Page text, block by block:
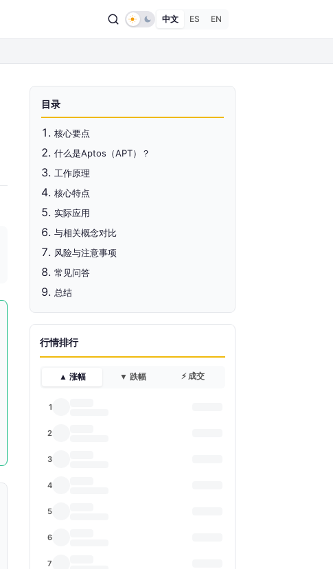
中文 ES EN
目录
核心要点
什么是Aptos（APT）？
工作原理
核心特点
实际应用
与相关概念对比
风险与注意事项
常见问答
总结
行情排行
▲ 涨幅 ▼ 跌幅 ⚡ 成交
1
2
3
4
5
6
7